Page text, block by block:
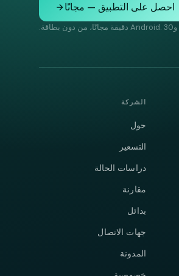
احصل على التطبيق — مجانًا
الشركة
حول
التسعير
دراسات الحالة
مقارنة
بدائل
جهات الاتصال
المدونة